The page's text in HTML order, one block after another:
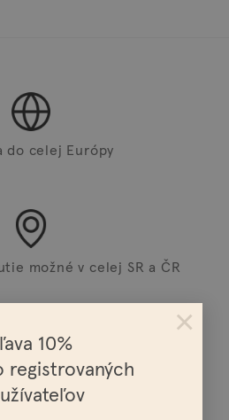
10%
registrovaných
×
do celej Európy
možné v celej SR a ČR
100€ zadarmo